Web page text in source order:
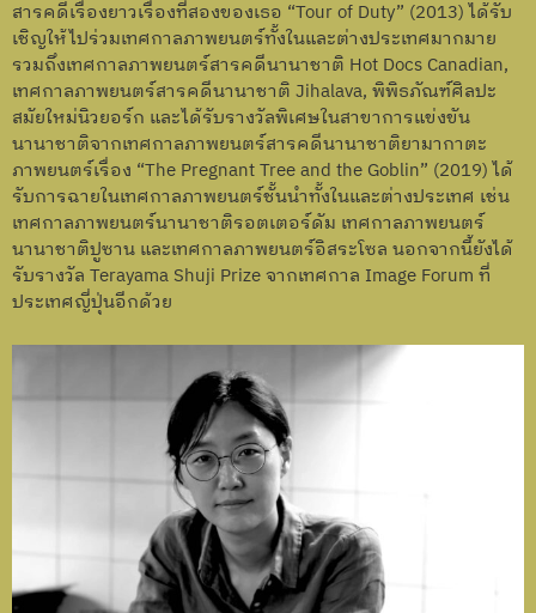
สารคดีเรื่องยาวเรื่องที่สองของเธอ “Tour of Duty” (2013) ได้รับ
เชิญให้ไปร่วมเทศกาลภาพยนตร์ทั้งในและต่างประเทศมากมาย
รวมถึงเทศกาลภาพยนตร์สารคดีนานาชาติ Hot Docs Canadian,
เทศกาลภาพยนตร์สารคดีนานาชาติ Jihalava, พิพิธภัณฑ์ศิลปะ
สมัยใหม่นิวยอร์ก และได้รับรางวัลพิเศษในสาขาการแข่งขัน
นานาชาติจากเทศกาลภาพยนตร์สารคดีนานาชาติยามากาตะ
ภาพยนตร์เรื่อง “The Pregnant Tree and the Goblin” (2019) ได้
รับการฉายในเทศกาลภาพยนตร์ชั้นนำทั้งในและต่างประเทศ เช่น
เทศกาลภาพยนตร์นานาชาติรอตเตอร์ดัม เทศกาลภาพยนตร์
นานาชาติปูซาน และเทศกาลภาพยนตร์อิสระโซล นอกจากนี้ยังได้
รับรางวัล Terayama Shuji Prize จากเทศกาล Image Forum ที่
ประเทศญี่ปุ่นอีกด้วย